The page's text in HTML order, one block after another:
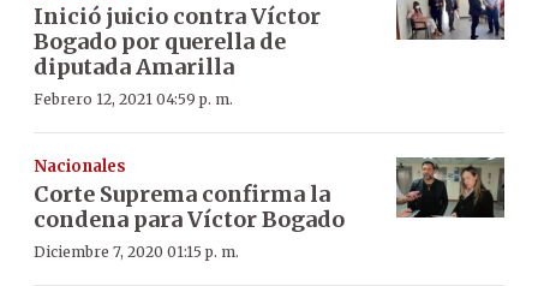
Inició juicio contra Víctor
Bogado por querella de
diputada Amarilla
Febrero 12, 2021 04:59 p. m.
Nacionales
Corte Suprema confirma la
condena para Víctor Bogado
Diciembre 7, 2020 01:15 p. m.